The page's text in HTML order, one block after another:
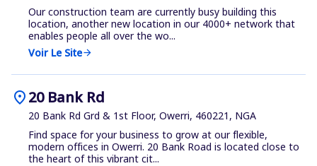
Our construction team are currently busy building this
location, another new location in our 4000+ network that
enables people all over the wo...
Voir Le Sitearrow_forward
location_on20 Bank Rd
20 Bank Rd Grd & 1st Floor, Owerri, 460221, NGA
Find space for your business to grow at our flexible,
modern offices in Owerri. 20 Bank Road is located close to
the heart of this vibrant cit...